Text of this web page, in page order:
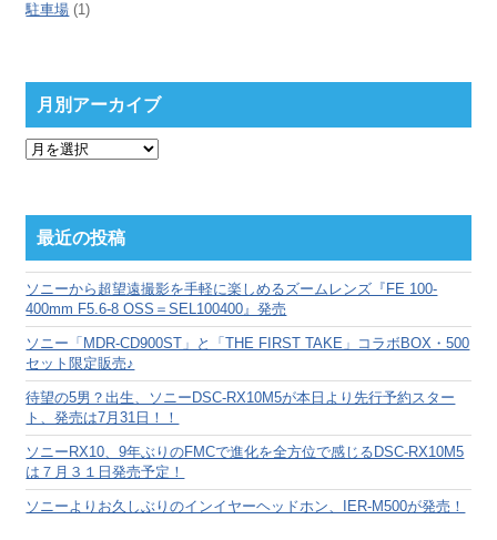
駐車場 (1)
月別アーカイブ
月
ー
カ
ブ
最近の投稿
ソニーから超望遠撮影を手軽に楽しめるズームレンズ『FE 100-
400mm F5.6-8 OSS＝SEL100400』発売
ソニー「MDR-CD900ST」と「THE FIRST TAKE」コラボBOX・500
セット限定販売♪
待望の5男？出生、ソニーDSC-RX10M5が本日より先行予約スター
ト、発売は7月31日！！
ソニーRX10、9年ぶりのFMCで進化を全方位で感じるDSC-RX10M5
は７月３１日発売予定！
ソニーよりお久しぶりのインイヤーヘッドホン、IER-M500が発売！